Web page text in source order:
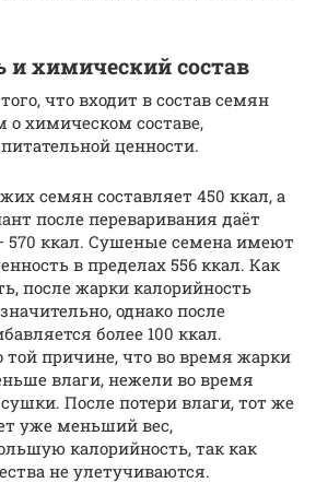
и химический состав
что входит в состав семян
химическом составе,
ценности.
семян составляет 450 ккал, а
после переваривания даёт
570 ккал. Сушеные семена имеют
в пределах 556 ккал. Как
после жарки калорийность
однако после
более 100 ккал.
той причине, что во время жарки
влаги, нежели во время
После потери влаги, тот же
уже меньший вес,
калорийность, так как
не улетучиваются.